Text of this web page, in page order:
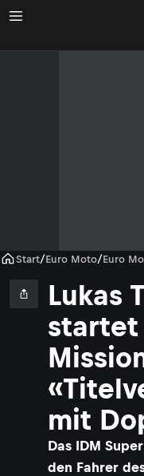
Start/Euro Moto/Euro
Lukas
startet
mit
Das IDM
den Fahrer